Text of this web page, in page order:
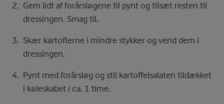
Gem lidt af forårsløgene til pynt og tilsæt resten til
dressingen. Smag til.
Skær kartoflerne i mindre stykker og vend dem i
dressingen.
Pynt med forårsløg og stil kartoffelsalaten tildækket
i køleskabet i ca. 1 time.